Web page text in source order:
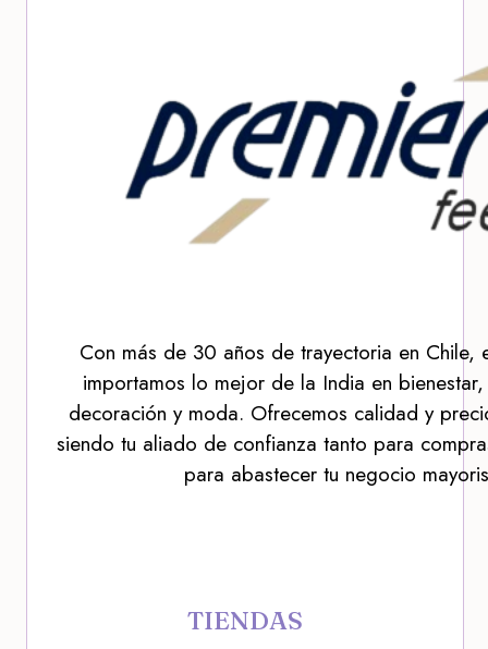
Con más de 30 años de trayectoria en Chile,
importamos lo mejor de la India en
decoración y moda. Ofrecemos calidad y
siendo tu aliado de confianza tanto para
para abastecer tu negocio
TIENDAS